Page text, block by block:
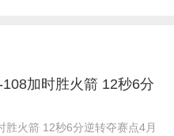
加时胜火箭 12秒6分
胜火箭 12秒6分逆转夺赛点4月